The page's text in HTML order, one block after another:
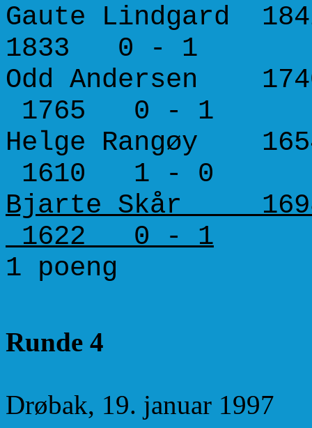
Gaute Lindgard
1833 0 - 1
Odd Andersen
1765 0 - 1
Helge Rangøy
1610 1 - 0
Bjarte Skår
1622 0 - 1
1 poeng 3
Runde 4
Drøbak, 19. januar 1997